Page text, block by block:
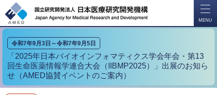
MENU
令和7年9月3日～令和7年9月5日
「2025年日本バイオインフォマティクス学会年会・第13
回生命医薬情報学連合大会（IIBMP2025）」出展のお知ら
せ（AMED協賛イベントのご案内）